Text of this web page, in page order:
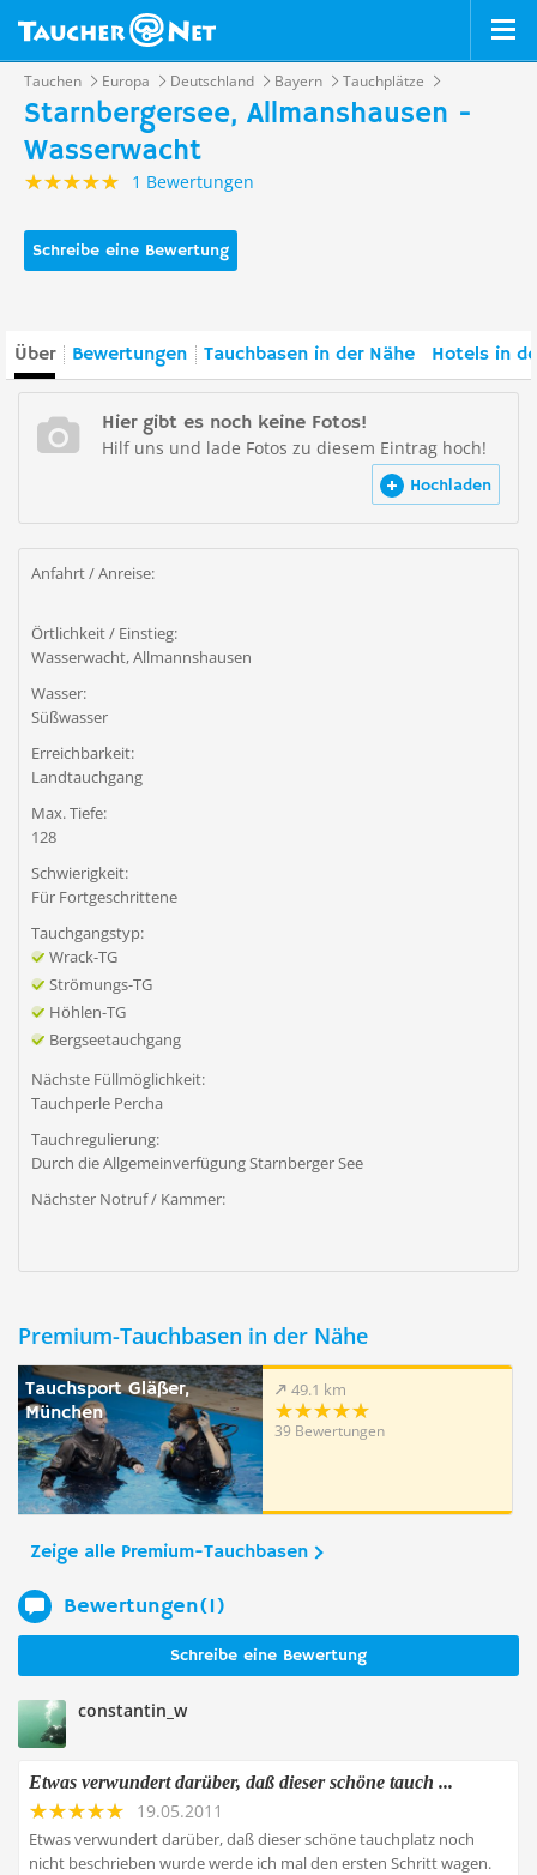
Tauchen Europa Deutschland Bayern Tauchplätze
Starnbergersee, Allmanshausen -
Wasserwacht
1 Bewertungen
Schreibe eine Bewertung
Über Bewertungen Tauchbasen in der Nähe Hotels in
Hier gibt es noch keine Fotos!
Hilf uns und lade Fotos zu diesem Eintrag hoch!
Hochladen
Anfahrt / Anreise:
Örtlichkeit / Einstieg:
Wasserwacht, Allmannshausen
Wasser:
Süßwasser
Erreichbarkeit:
Landtauchgang
Max. Tiefe:
128
Schwierigkeit:
Für Fortgeschrittene
Tauchgangstyp:
Wrack-TG
Strömungs-TG
Höhlen-TG
Bergseetauchgang
Nächste Füllmöglichkeit:
Tauchperle Percha
Tauchregulierung:
Durch die Allgemeinverfügung Starnberger See
Nächster Notruf / Kammer:
Premium-Tauchbasen in der Nähe
Tauchsport Gläßer,
München
49.1 km
39 Bewertungen
Zeige alle Premium-Tauchbasen
Bewertungen(1)
Schreibe eine Bewertung
constantin_w
Etwas verwundert darüber, daß dieser schöne tauch ...
19.05.2011
Etwas verwundert darüber, daß dieser schöne tauchplatz noch
nicht beschrieben wurde werde ich mal den ersten Schritt wagen.